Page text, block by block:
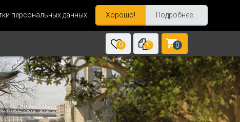
персональных данных. Хорошо! Подробнее...
0 0 0